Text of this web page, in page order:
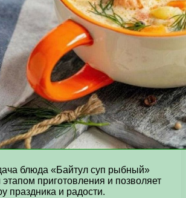
блюда «Байтул суп рыбный»
приготовления и позволяет
праздника и радости.